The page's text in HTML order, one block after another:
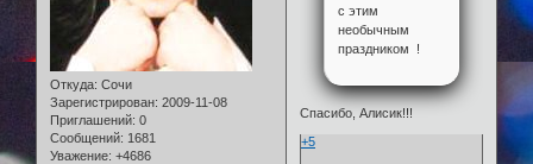
Откуда: Сочи
Зарегистрирован: 2009-11-08
Приглашений: 0
Сообщений: 1681
Уважение: +4686
с этим
необычным
праздником !
Спасибо, Алисик!!!
+5